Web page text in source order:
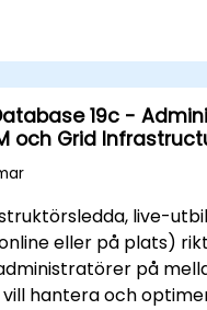
fysiska och
inklusive Data
praktiska
felsökning och
Guard-miljöer för
Data Guard, Data
av Data
bästa praxis för
19c -
och Grid
live-
eller på plats)
på
vill hantera och